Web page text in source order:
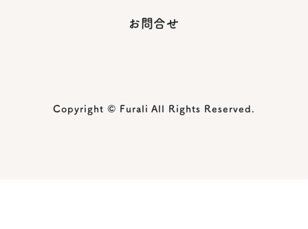
お問合せ
Copyright © Furali All Rights Reserved.